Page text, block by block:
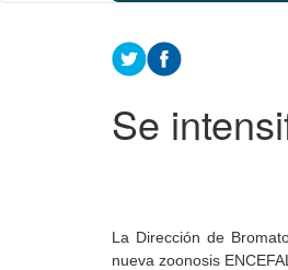
Contenido
principal
Se
La Dirección de
nueva zoonosis